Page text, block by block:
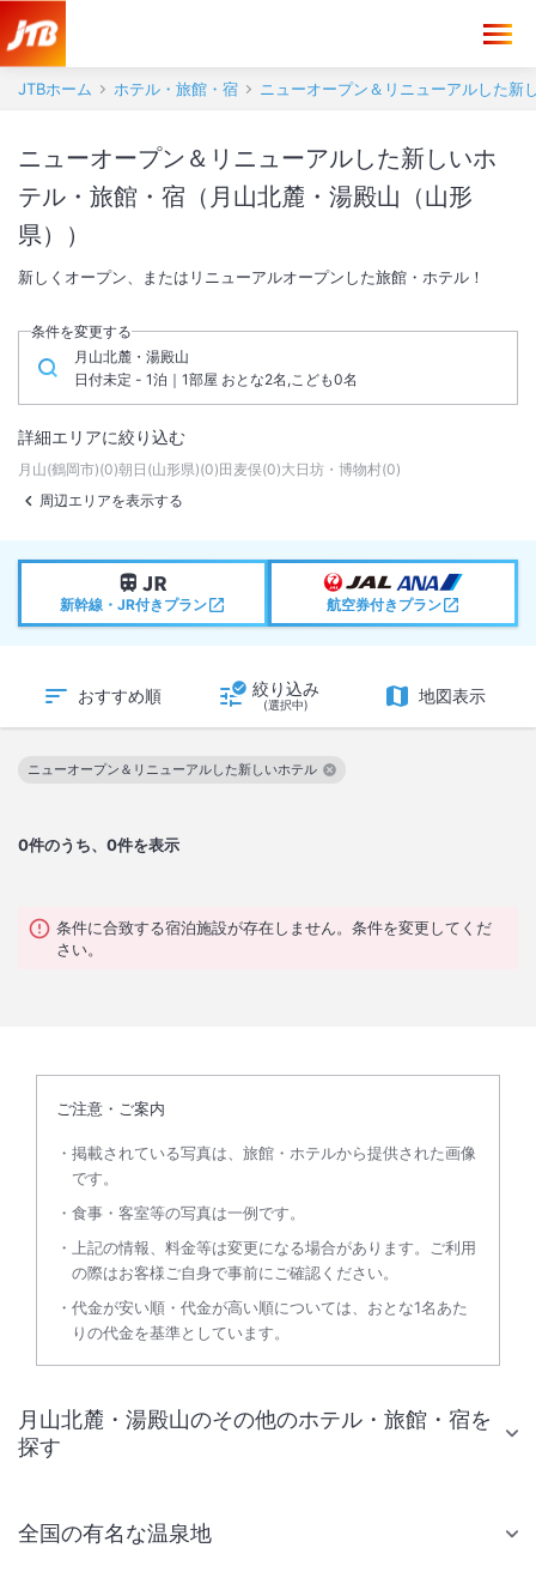
JTBホーム ホテル・旅館・宿 ニューオープン＆リニューアルした新
ニューオープン＆リニューアルした新しいホ
テル・旅館・宿（月山北麓・湯殿山（山形
県））
新しくオープン、またはリニューアルオープンした旅館・ホテル！
条件を変更する
月山北麓・湯殿山
日付未定 - 1泊｜1部屋 おとな2名,こども0名
詳細エリアに絞り込む
月山(鶴岡市)(0)朝日(山形県)(0)田麦俣(0)大日坊・博物村(0)
周辺エリアを表示する
新幹線・JR付きプラン 航空券付きプラン
おすすめ順 絞り込み
(選択中) 地図表示
0件のうち、0件を表示
ニューオープン＆リニューアルした新しいホテル
この絞り込み条件を解除
条件に合致する宿泊施設が存在しません。条件を変更してくだ
さい。
ご注意・ご案内
掲載されている写真は、旅館・ホテルから提供された画像
です。
食事・客室等の写真は一例です。
上記の情報、料金等は変更になる場合があります。ご利用
の際はお客様ご自身で事前にご確認ください。
代金が安い順・代金が高い順については、おとな1名あた
りの代金を基準としています。
月山北麓・湯殿山のその他のホテル・旅館・宿を
探す
全国の有名な温泉地